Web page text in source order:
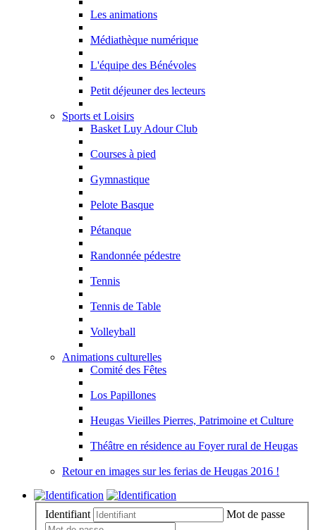
Les animations
Médiathèque numérique
L'équipe des Bénévoles
Petit déjeuner des lecteurs
Sports et Loisirs
Basket Luy Adour Club
Courses à pied
Gymnastique
Pelote Basque
Pétanque
Randonnée pédestre
Tennis
Tennis de Table
Volleyball
Animations culturelles
Comité des Fêtes
Los Papillones
Heugas Vieilles Pierres, Patrimoine et Culture
Théâtre en résidence au Foyer rural de Heugas
Retour en images sur les ferias de Heugas 2016 !
Identifiant Mot de passe